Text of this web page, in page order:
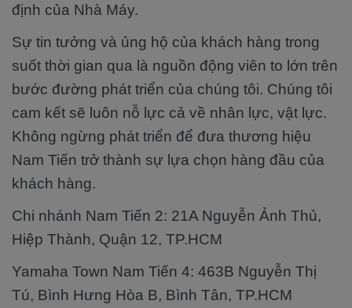
định của Nhà Máy.
Sự tin tưởng và ủng hộ của khách hàng trong
suốt thời gian qua là nguồn động viên to lớn trên
bước đường phát triển của chúng tôi. Chúng tôi
cam kết sẽ luôn nỗ lực cả về nhân lực, vật lực.
Không ngừng phát triển để đưa thương hiệu
Nam Tiến trở thành sự lựa chọn hàng đầu của
khách hàng.
Chi nhánh Nam Tiến 2: 21A Nguyễn Ảnh Thủ,
Hiệp Thành, Quận 12, TP.HCM
Yamaha Town Nam Tiến 4: 463B Nguyễn Thị
Tú, Bình Hưng Hòa B, Bình Tân, TP.HCM